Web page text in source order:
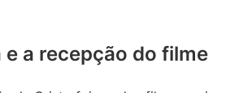
e a recepção do filme